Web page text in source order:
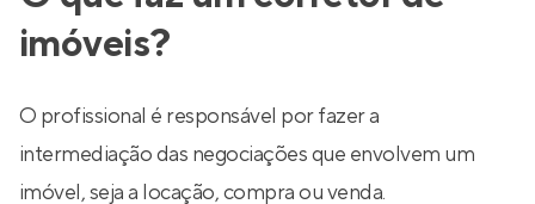
imóveis?
O profissional é responsável por fazer a
intermediação das negociações que envolvem um
imóvel, seja a locação, compra ou venda.